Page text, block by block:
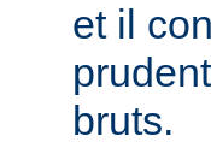
et il
bruts.